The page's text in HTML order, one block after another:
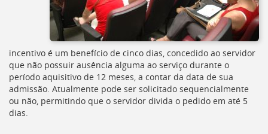
secretarias
para
a
página
de
legislação
[]
incentivo é um benefício de cinco dias, concedido ao servidor
que não possuir ausência alguma ao serviço durante o
período aquisitivo de 12 meses, a contar da data de sua
admissão. Atualmente pode ser solicitado sequencialmente
ou não, permitindo que o servidor divida o pedido em até 5
dias.